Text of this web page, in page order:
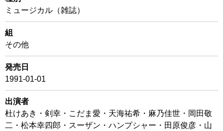
ミュージカル（雑誌）
組
その他
発売日
1991-01-01
出演者
杜けあき・剣幸・こだま愛・天海祐希・麻乃佳世・岡田敬
二・松本幸四郎・スーザン・ハンプシャー・田原俊彦・山